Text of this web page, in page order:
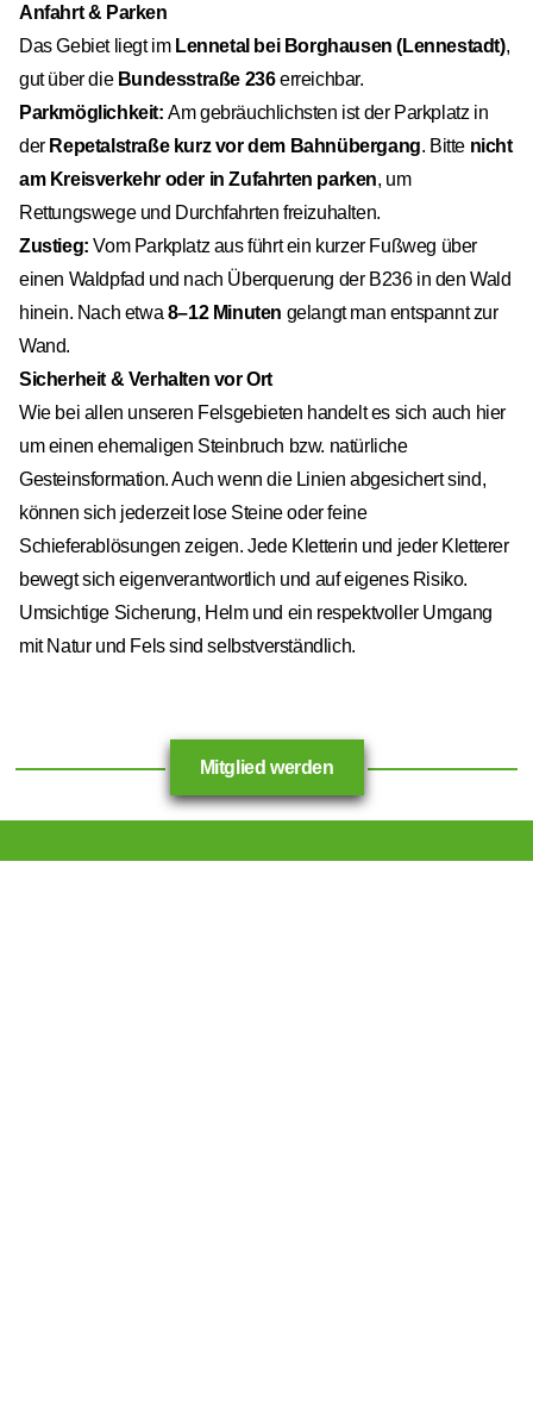
Anfahrt & Parken
Das Gebiet liegt im Lennetal bei Borghausen (Lennestadt),
gut über die Bundesstraße 236erreichbar.
Parkmöglichkeit: Am gebräuchlichsten ist der Parkplatz in
der Repetalstraße kurz vor dem Bahnübergang. Bitte nicht
am Kreisverkehr oder in Zufahrten parken, um
Rettungswege und Durchfahrten freizuhalten.
Zustieg: Vom Parkplatz aus führt ein kurzer Fußweg über
einen Waldpfad und nach Überquerung der B236 in den Wald
hinein. Nach etwa 8–12 Minuten gelangt man entspannt zur
Wand.
Sicherheit & Verhalten vor Ort
Wie bei allen unseren Felsgebieten handelt es sich auch hier
um einen ehemaligen Steinbruch bzw. natürliche
Gesteinsformation. Auch wenn die Linien abgesichert sind,
können sich jederzeit lose Steine oder feine
Schieferablösungen zeigen. Jede Kletterin und jeder Kletterer
bewegt sich eigenverantwortlich und auf eigenes Risiko.
Umsichtige Sicherung, Helm und ein respektvoller Umgang
mit Natur und Fels sind selbstverständlich.
Mitglied werden